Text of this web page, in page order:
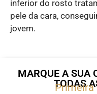
inferior do rosto
pele da cara,
jovem.
MARQUE A SUA
TODAS
Primeira